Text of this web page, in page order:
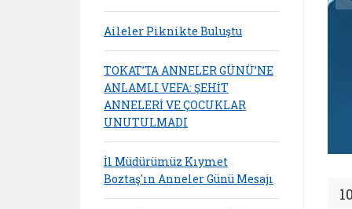
Aileler Piknikte Buluştu
TOKAT’TA ANNELER GÜNÜ’NE
ANLAMLI VEFA: ŞEHİT
ANNELERİ VE ÇOCUKLAR
UNUTULMADI
İl Müdürümüz Kıymet
Boztaş'ın Anneler Günü Mesajı